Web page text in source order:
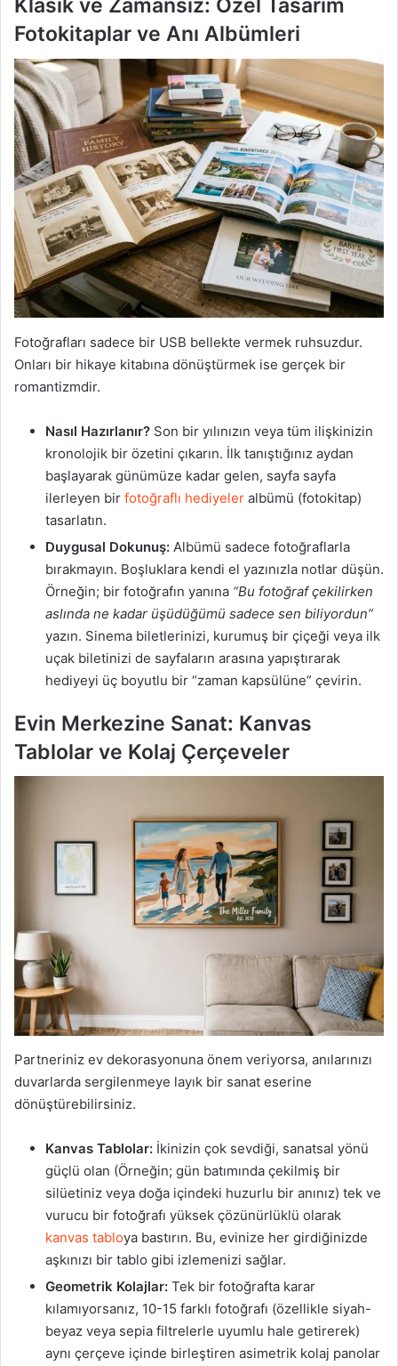
Klasik ve Zamansız: Özel Tasarım
Fotokitaplar ve Anı Albümleri
Fotoğrafları sadece bir USB bellekte vermek ruhsuzdur.
Onları bir hikaye kitabına dönüştürmek ise gerçek bir
romantizmdir.
Nasıl Hazırlanır? Son bir yılınızın veya tüm ilişkinizin
kronolojik bir özetini çıkarın. İlk tanıştığınız aydan
başlayarak günümüze kadar gelen, sayfa sayfa
ilerleyen bir fotoğraflı hediyeler albümü (fotokitap)
tasarlatın.
Duygusal Dokunuş: Albümü sadece fotoğraflarla
bırakmayın. Boşluklara kendi el yazınızla notlar düşün.
Örneğin; bir fotoğrafın yanına “Bu fotoğraf çekilirken
aslında ne kadar üşüdüğümü sadece sen biliyordun”
yazın. Sinema biletlerinizi, kurumuş bir çiçeği veya ilk
uçak biletinizi de sayfaların arasına yapıştırarak
hediyeyi üç boyutlu bir “zaman kapsülüne” çevirin.
Evin Merkezine Sanat: Kanvas
Tablolar ve Kolaj Çerçeveler
Partneriniz ev dekorasyonuna önem veriyorsa, anılarınızı
duvarlarda sergilenmeye layık bir sanat eserine
dönüştürebilirsiniz.
Kanvas Tablolar: İkinizin çok sevdiği, sanatsal yönü
güçlü olan (Örneğin; gün batımında çekilmiş bir
silüetiniz veya doğa içindeki huzurlu bir anınız) tek ve
vurucu bir fotoğrafı yüksek çözünürlüklü olarak
kanvas tabloya bastırın. Bu, evinize her girdiğinizde
aşkınızı bir tablo gibi izlemenizi sağlar.
Geometrik Kolajlar: Tek bir fotoğrafta karar
kılamıyorsanız, 10-15 farklı fotoğrafı (özellikle siyah-
beyaz veya sepia filtrelerle uyumlu hale getirerek)
aynı çerçeve içinde birleştiren asimetrik kolaj panolar